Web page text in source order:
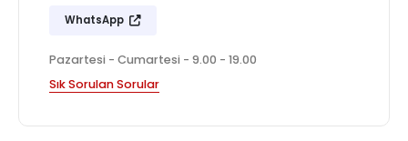
WhatsApp
Pazartesi - Cumartesi - 9.00 - 19.00
Sık Sorulan Sorular